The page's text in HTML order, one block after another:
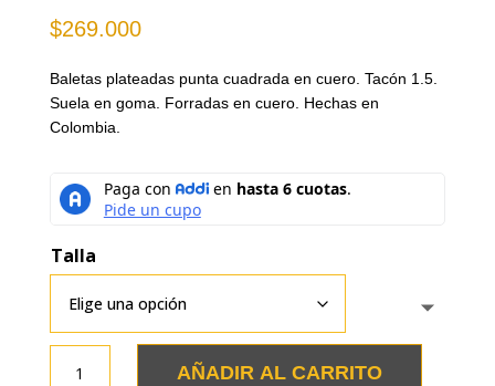
$269.000
Baletas plateadas punta cuadrada en cuero. Tacón 1.5.
Suela en goma. Forradas en cuero. Hechas en
Colombia.
Talla
AÑADIR AL CARRITO